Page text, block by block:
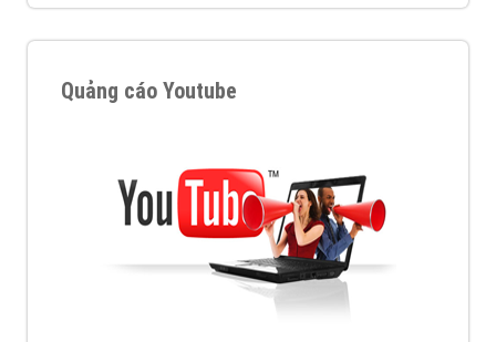
Quảng cáo Youtube